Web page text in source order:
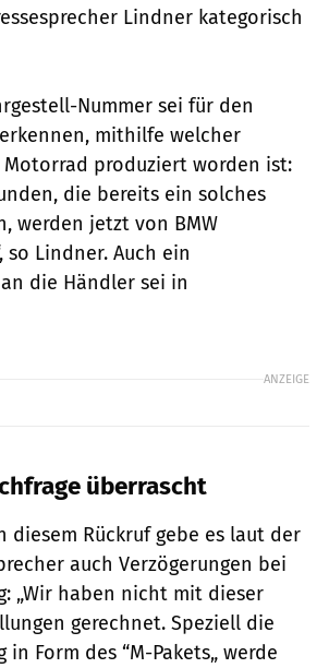
Lindner kategorisch
Nummer sei für den
mithilfe welcher
Motorrad produziert worden ist:
die bereits ein solches
werden jetzt von BMW
so Lindner. Auch ein
die Händler sei in
ANZEIGE
überrascht
diesem Rückruf gebe es laut der
auch Verzögerungen bei
„Wir haben nicht mit dieser
gerechnet. Speziell die
in Form des “M-Pakets„ werde